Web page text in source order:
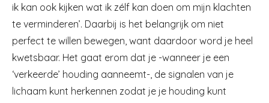
ik kan ook kijken wat ik zélf kan doen om mijn klachten
te verminderen’. Daarbij is het belangrijk om niet
perfect te willen bewegen, want daardoor word je heel
kwetsbaar. Het gaat erom dat je -wanneer je een
‘verkeerde’ houding aanneemt-, de signalen van je
lichaam kunt herkennen zodat je je houding kunt